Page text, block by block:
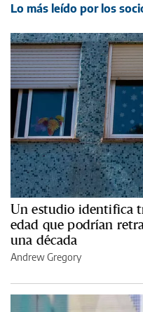
Lo más leído por los
Un estudio identifica
edad que podrían
una década
Andrew Gregory